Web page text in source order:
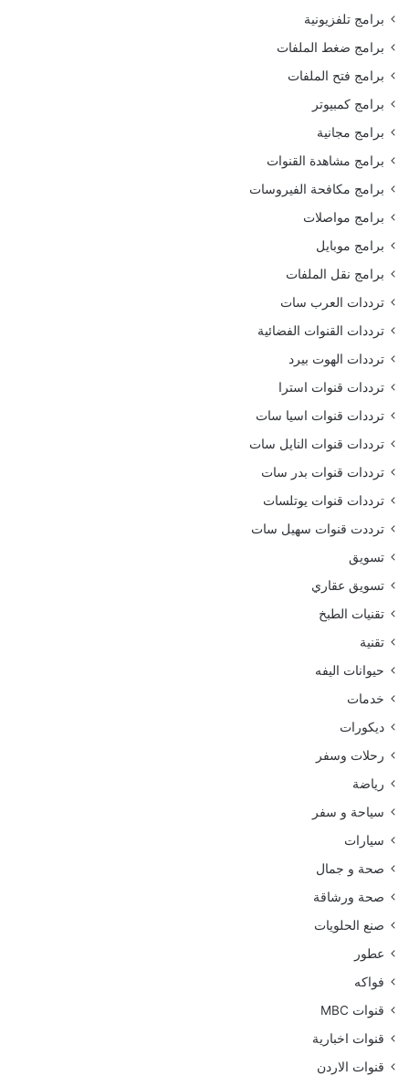
برامج تلفزيونية
برامج ضغط الملفات
برامج فتح الملفات
برامج كمبيوتر
برامج مجانية
برامج مشاهدة القنوات
برامج مكافحة الفيروسات
برامج مواصلات
برامج موبايل
برامج نقل الملفات
ترددات العرب سات
ترددات القنوات الفضائية
ترددات الهوت بيرد
ترددات قنوات استرا
ترددات قنوات اسيا سات
ترددات قنوات النايل سات
ترددات قنوات بدر سات
ترددات قنوات يوتلسات
ترددت قنوات سهيل سات
تسويق
تسويق عقاري
تقنيات الطبخ
تقنية
حيوانات اليفه
خدمات
ديكورات
رحلات وسفر
رياضة
سياحة و سفر
سيارات
صحة و جمال
صحة ورشاقة
صنع الحلويات
عطور
فواكه
قنوات MBC
قنوات اخبارية
قنوات الاردن